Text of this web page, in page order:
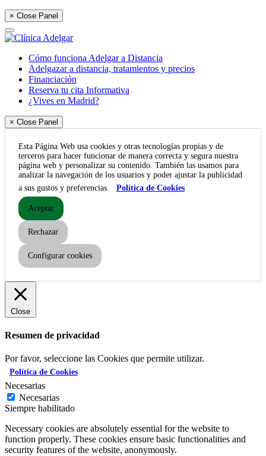
× Close Panel
Cómo funciona Adelgar a Distancia
Adelgazar a distancia, tratamientos y precios
Financiación
Reserva tu cita Informativa
¿Vives en Madrid?
× Close Panel
Esta Página Web usa cookies y otras tecnologías propias y de
terceros para hacer funcionar de manera correcta y segura nuestra
página web y personalizar su contenido. También las usamos para
analizar la navegación de los usuarios y poder ajustar la publicidad
a sus gustos y preferencias.
Política de Cookies
Aceptar
Rechazar
Configurar cookies
Close
Resumen de privacidad
Por favor, seleccione las Cookies que permite utilizar.
Política de Cookies
Necesarias
Necesarias
Siempre habilitado
Necessary cookies are absolutely essential for the website to
function properly. These cookies ensure basic functionalities and
security features of the website, anonymously.